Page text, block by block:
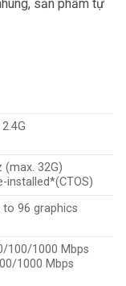
sản phẩm tự
(max. 32G)
installed*(CTOS)
96 graphics
100/1000 Mbps
1000 Mbps